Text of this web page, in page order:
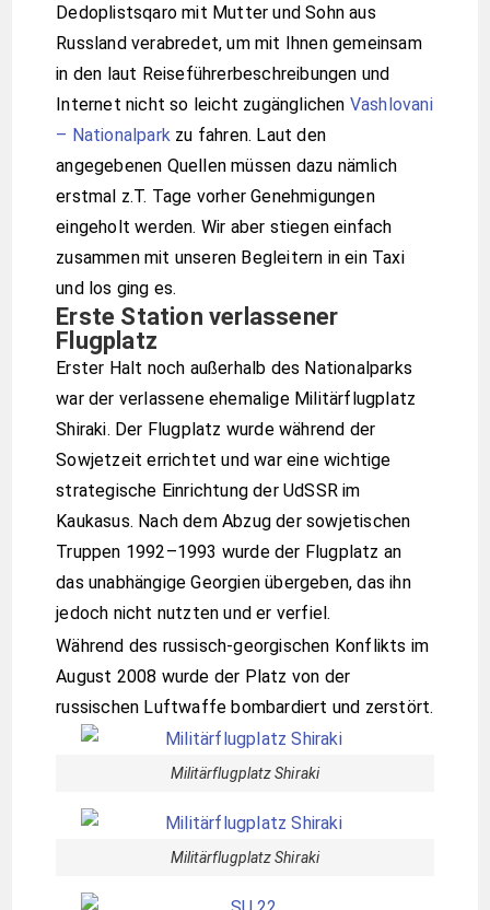
Dedoplistsqaro mit Mutter und Sohn aus
Russland verabredet, um mit Ihnen gemeinsam
in den laut Reiseführerbeschreibungen und
Internet nicht so leicht zugänglichen Vashlovani
– Nationalpark zu fahren. Laut den
angegebenen Quellen müssen dazu nämlich
erstmal z.T. Tage vorher Genehmigungen
eingeholt werden. Wir aber stiegen einfach
zusammen mit unseren Begleitern in ein Taxi
und los ging es.
Erste Station verlassener
Flugplatz
Erster Halt noch außerhalb des Nationalparks
war der verlassene ehemalige Militärflugplatz
Shiraki. Der Flugplatz wurde während der
Sowjetzeit errichtet und war eine wichtige
strategische Einrichtung der UdSSR im
Kaukasus. Nach dem Abzug der sowjetischen
Truppen 1992–1993 wurde der Flugplatz an
das unabhängige Georgien übergeben, das ihn
jedoch nicht nutzten und er verfiel.
Während des russisch-georgischen Konflikts im
August 2008 wurde der Platz von der
russischen Luftwaffe bombardiert und zerstört.
Militärflugplatz Shiraki
Militärflugplatz Shiraki